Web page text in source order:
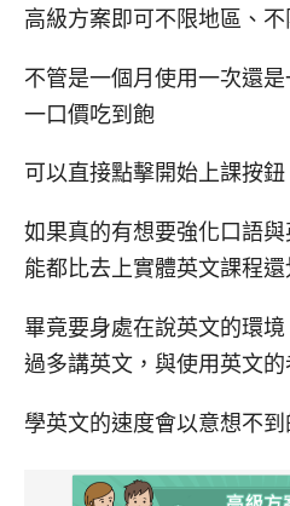
高級方案即可不限地區、不
不管是一個月使用一次還
一口價吃到飽
可以直接點擊開始上課按
如果真的有想要強化口語與
能都比去上實體英文課程還
畢竟要身處在說英文的環
過多講英文，與使用英文
學英文的速度會以意想不